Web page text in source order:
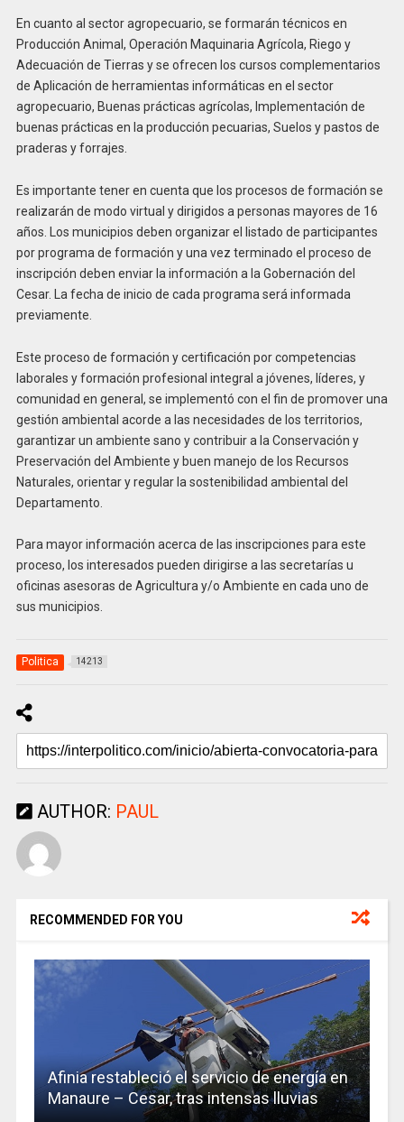
En cuanto al sector agropecuario, se formarán técnicos en
Producción Animal, Operación Maquinaria Agrícola, Riego y
Adecuación de Tierras y se ofrecen los cursos complementarios
de Aplicación de herramientas informáticas en el sector
agropecuario, Buenas prácticas agrícolas, Implementación de
buenas prácticas en la producción pecuarias, Suelos y pastos de
praderas y forrajes.
Es importante tener en cuenta que los procesos de formación se
realizarán de modo virtual y dirigidos a personas mayores de 16
años. Los municipios deben organizar el listado de participantes
por programa de formación y una vez terminado el proceso de
inscripción deben enviar la información a la Gobernación del
Cesar. La fecha de inicio de cada programa será informada
previamente.
Este proceso de formación y certificación por competencias
laborales y formación profesional integral a jóvenes, líderes, y
comunidad en general, se implementó con el fin de promover una
gestión ambiental acorde a las necesidades de los territorios,
garantizar un ambiente sano y contribuir a la Conservación y
Preservación del Ambiente y buen manejo de los Recursos
Naturales, orientar y regular la sostenibilidad ambiental del
Departamento.
Para mayor información acerca de las inscripciones para este
proceso, los interesados pueden dirigirse a las secretarías u
oficinas asesoras de Agricultura y/o Ambiente en cada uno de
sus municipios.
Politica 14213
AUTHOR: PAUL
RECOMMENDED FOR YOU
Afinia restableció el servicio de energía en
Manaure – Cesar, tras intensas lluvias